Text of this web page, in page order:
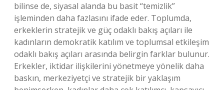
bilinse de, siyasal alanda bu basit “temizlik”
işleminden daha fazlasını ifade eder. Toplumda,
erkeklerin stratejik ve güç odaklı bakış açıları ile
kadınların demokratik katılım ve toplumsal etkileşim
odaklı bakış açıları arasında belirgin farklar bulunur.
Erkekler, iktidar ilişkilerini yönetmeye yönelik daha
baskın, merkeziyetçi ve stratejik bir yaklaşım